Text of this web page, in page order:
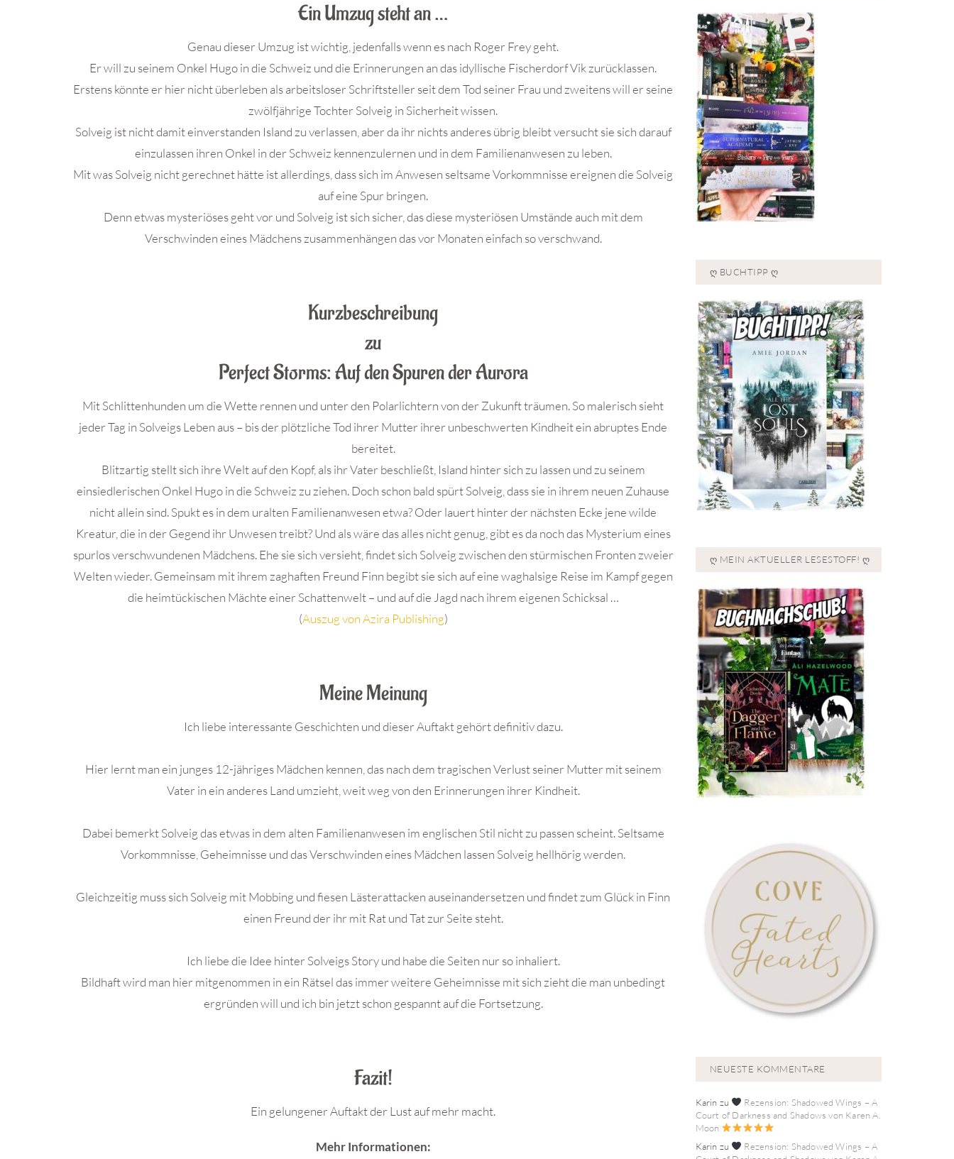
Ein Umzug steht an …
Genau dieser Umzug ist wichtig, jedenfalls wenn es nach Roger Frey geht.
Er will zu seinem Onkel Hugo in die Schweiz und die Erinnerungen an das idyllische Fischerdorf Vik zurücklassen.
Erstens könnte er hier nicht überleben als arbeitsloser Schriftsteller seit dem Tod seiner Frau und zweitens will er seine
zwölfjährige Tochter Solveig in Sicherheit wissen.
Solveig ist nicht damit einverstanden Island zu verlassen, aber da ihr nichts anderes übrig bleibt versucht sie sich darauf
einzulassen ihren Onkel in der Schweiz kennenzulernen und in dem Familienanwesen zu leben.
Mit was Solveig nicht gerechnet hätte ist allerdings, dass sich im Anwesen seltsame Vorkommnisse ereignen die Solveig
auf eine Spur bringen.
Denn etwas mysteriöses geht vor und Solveig ist sich sicher, das diese mysteriösen Umstände auch mit dem
Verschwinden eines Mädchens zusammenhängen das vor Monaten einfach so verschwand.
Kurzbeschreibung
zu
Perfect Storms: Auf den Spuren der Aurora
Mit Schlittenhunden um die Wette rennen und unter den Polarlichtern von der Zukunft träumen. So malerisch sieht
jeder Tag in Solveigs Leben aus – bis der plötzliche Tod ihrer Mutter ihrer unbeschwerten Kindheit ein abruptes Ende
bereitet.
Blitzartig stellt sich ihre Welt auf den Kopf, als ihr Vater beschließt, Island hinter sich zu lassen und zu seinem
einsiedlerischen Onkel Hugo in die Schweiz zu ziehen. Doch schon bald spürt Solveig, dass sie in ihrem neuen Zuhause
nicht allein sind. Spukt es in dem uralten Familienanwesen etwa? Oder lauert hinter der nächsten Ecke jene wilde
Kreatur, die in der Gegend ihr Unwesen treibt? Und als wäre das alles nicht genug, gibt es da noch das Mysterium eines
spurlos verschwundenen Mädchens. Ehe sie sich versieht, findet sich Solveig zwischen den stürmischen Fronten zweier
Welten wieder. Gemeinsam mit ihrem zaghaften Freund Finn begibt sie sich auf eine waghalsige Reise im Kampf gegen
die heimtückischen Mächte einer Schattenwelt – und auf die Jagd nach ihrem eigenen Schicksal …
(Auszug von Azira Publishing)
Meine Meinung
Ich liebe interessante Geschichten und dieser Auftakt gehört definitiv dazu.
Hier lernt man ein junges 12-jähriges Mädchen kennen, das nach dem tragischen Verlust seiner Mutter mit seinem
Vater in ein anderes Land umzieht, weit weg von den Erinnerungen ihrer Kindheit.
Dabei bemerkt Solveig das etwas in dem alten Familienanwesen im englischen Stil nicht zu passen scheint. Seltsame
Vorkommnisse, Geheimnisse und das Verschwinden eines Mädchen lassen Solveig hellhörig werden.
Gleichzeitig muss sich Solveig mit Mobbing und fiesen Lästerattacken auseinandersetzen und findet zum Glück in Finn
einen Freund der ihr mit Rat und Tat zur Seite steht.
Ich liebe die Idee hinter Solveigs Story und habe die Seiten nur so inhaliert.
Bildhaft wird man hier mitgenommen in ein Rätsel das immer weitere Geheimnisse mit sich zieht die man unbedingt
ergründen will und ich bin jetzt schon gespannt auf die Fortsetzung.
Fazit!
Ein gelungener Auftakt der Lust auf mehr macht.
Mehr Informationen:
Ღ BUCHTIPP Ღ
Ღ MEIN AKTUELLER LESESTOFF! Ღ
NEUESTE KOMMENTARE
Karin zu
Rezension: Shadowed Wings – A
Court of Darkness and Shadows von Karen A.
Moon
Karin zu
Rezension: Shadowed Wings – A